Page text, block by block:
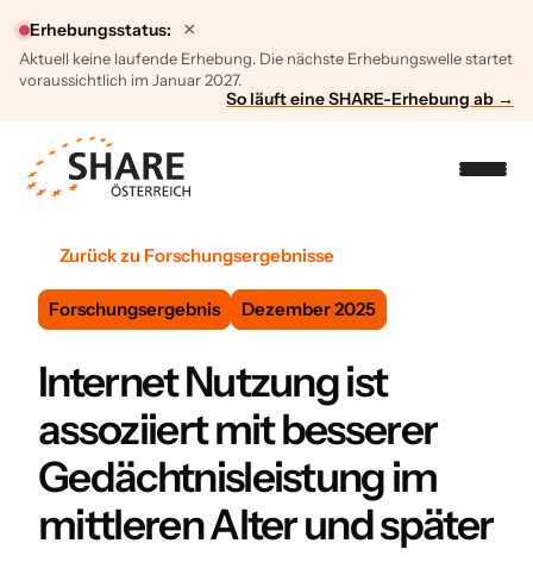
Erhebungsstatus:
Aktuell keine laufende Erhebung. Die nächste Erhebungswelle startet
voraussichtlich im Januar 2027.
So läuft eine SHARE-Erhebung ab →
×
Zurück zu Forschungsergebnisse
Forschungsergebnis Dezember 2025
Internet Nutzung ist
assoziiert mit besserer
Gedächtnisleistung im
mittleren Alter und später